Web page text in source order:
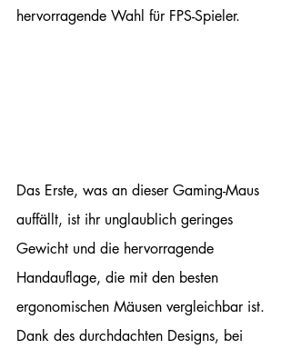
hervorragende Wahl für FPS-Spieler.
Das Erste, was an dieser Gaming-Maus
auffällt, ist ihr unglaublich geringes
Gewicht und die hervorragende
Handauflage, die mit den besten
ergonomischen Mäusen vergleichbar ist.
Dank des durchdachten Designs, bei